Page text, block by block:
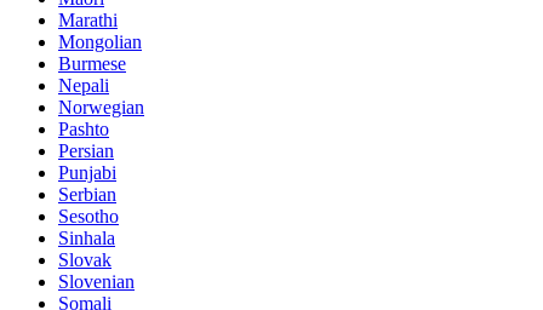
Marathi
Mongolian
Burmese
Nepali
Norwegian
Pashto
Persian
Punjabi
Serbian
Sesotho
Sinhala
Slovak
Slovenian
Somali